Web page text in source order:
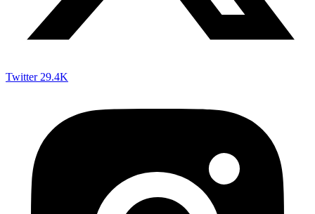
Twitter 29.4K